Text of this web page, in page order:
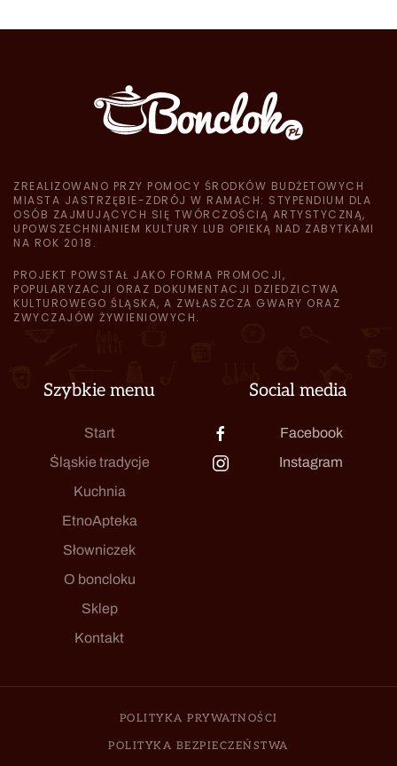
ZREALIZOWANO PRZY POMOCY ŚRODKÓW BUDŻETOWYCH
MIASTA JASTRZĘBIE-ZDRÓJ W RAMACH: STYPENDIUM DLA
OSÓB ZAJMUJĄCYCH SIĘ TWÓRCZOŚCIĄ ARTYSTYCZNĄ,
UPOWSZECHNIANIEM KULTURY LUB OPIEKĄ NAD ZABYTKAMI
NA ROK 2018.
PROJEKT POWSTAŁ JAKO FORMA PROMOCJI,
POPULARYZACJI ORAZ DOKUMENTACJI DZIEDZICTWA
KULTUROWEGO ŚLĄSKA, A ZWŁASZCZA GWARY ORAZ
ZWYCZAJÓW ŻYWIENIOWYCH.
Szybkie menu
Start
Śląskie tradycje
Kuchnia
EtnoApteka
Słowniczek
O boncloku
Sklep
Kontakt
Social media
Facebook
Instagram
POLITYKA PRYWATNOŚCI
POLITYKA BEZPIECZEŃSTWA